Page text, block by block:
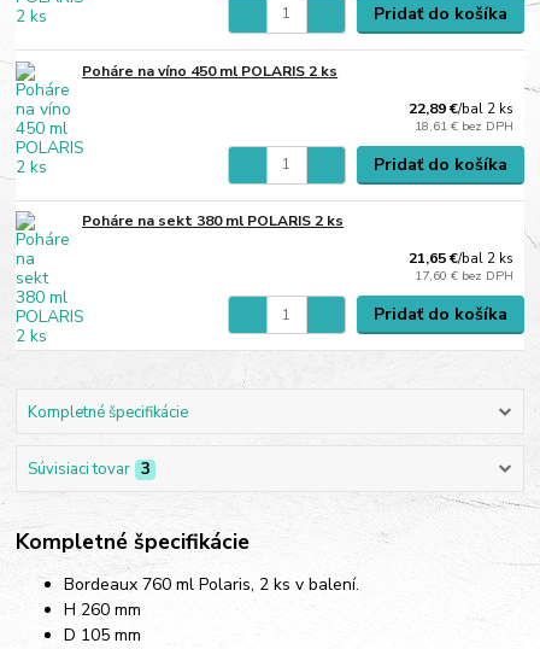
Pridať do košíka
Poháre na víno 450 ml POLARIS 2 ks
22,89 €/bal 2 ks
18,61 € bez DPH
Pridať do košíka
Poháre na sekt 380 ml POLARIS 2 ks
21,65 €/bal 2 ks
17,60 € bez DPH
Pridať do košíka
Kompletné špecifikácie
Súvisiaci tovar 3
Kompletné špecifikácie
Bordeaux 760 ml Polaris, 2 ks v balení.
H 260 mm
D 105 mm